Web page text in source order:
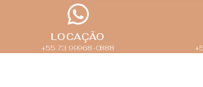
LOCAÇÃO
+55 73 99968-0888